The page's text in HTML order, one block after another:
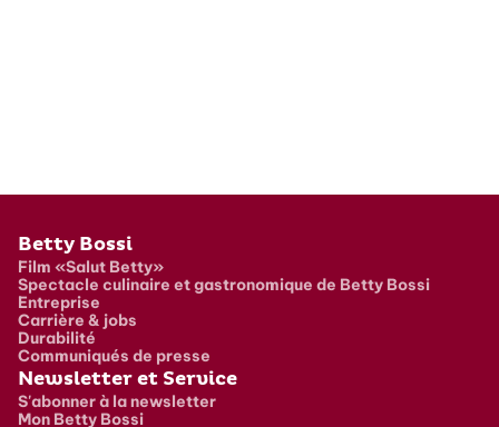
Pied de page
Betty Bossi
Film «Salut Betty»
Spectacle culinaire et gastronomique de Betty Bossi
Entreprise
Carrière & jobs
Durabilité
Communiqués de presse
Newsletter et Service
S'abonner à la newsletter
Mon Betty Bossi